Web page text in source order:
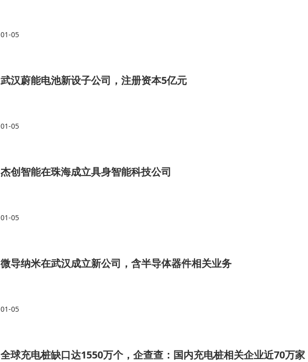
01-05
武汉蔚能电池新设子公司，注册资本5亿元
01-05
杰创智能在珠海成立具身智能科技公司
01-05
微导纳米在武汉成立新公司，含半导体器件相关业务
01-05
全球充电桩缺口达1550万个，企查查：国内充电桩相关企业近70万家